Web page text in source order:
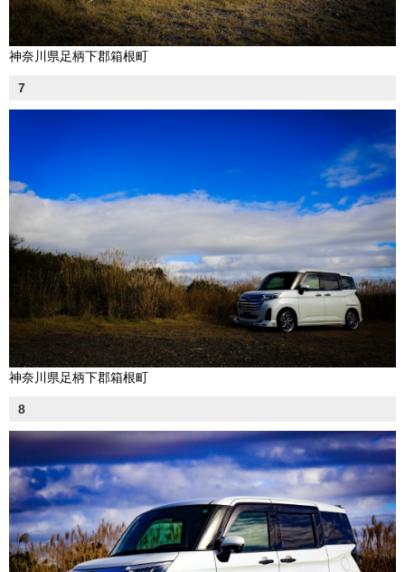
神奈川県足柄下郡箱根町
7
神奈川県足柄下郡箱根町
8